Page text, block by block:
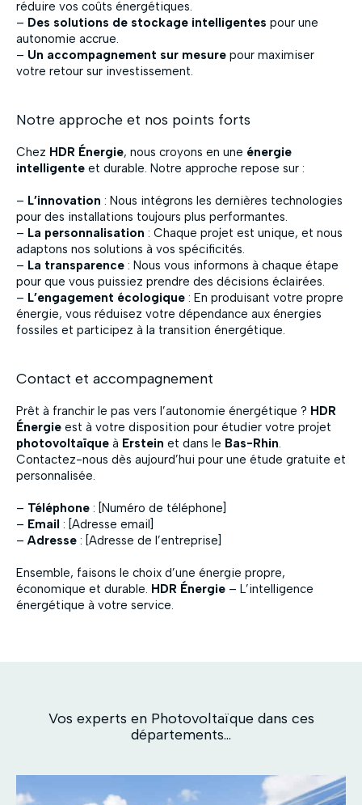
réduire vos coûts énergétiques.
– Des solutions de stockage intelligentes pour une
autonomie accrue.
– Un accompagnement sur mesure pour maximiser
votre retour sur investissement.
Notre approche et nos points forts
Chez HDR Énergie, nous croyons en une énergie
intelligente et durable. Notre approche repose sur :
– L’innovation : Nous intégrons les dernières technologies
pour des installations toujours plus performantes.
– La personnalisation : Chaque projet est unique, et nous
adaptons nos solutions à vos spécificités.
– La transparence : Nous vous informons à chaque étape
pour que vous puissiez prendre des décisions éclairées.
– L’engagement écologique : En produisant votre propre
énergie, vous réduisez votre dépendance aux énergies
fossiles et participez à la transition énergétique.
Contact et accompagnement
Prêt à franchir le pas vers l’autonomie énergétique ? HDR
Énergie est à votre disposition pour étudier votre projet
photovoltaïque à Erstein et dans le Bas-Rhin.
Contactez-nous dès aujourd’hui pour une étude gratuite et
personnalisée.
– Téléphone : [Numéro de téléphone]
– Email : [Adresse email]
–Adresse : [Adresse de l’entreprise]
Ensemble, faisons le choix d’une énergie propre,
économique et durable. HDR Énergie – L’intelligence
énergétique à votre service.
Vos experts en Photovoltaïque dans ces
départements...